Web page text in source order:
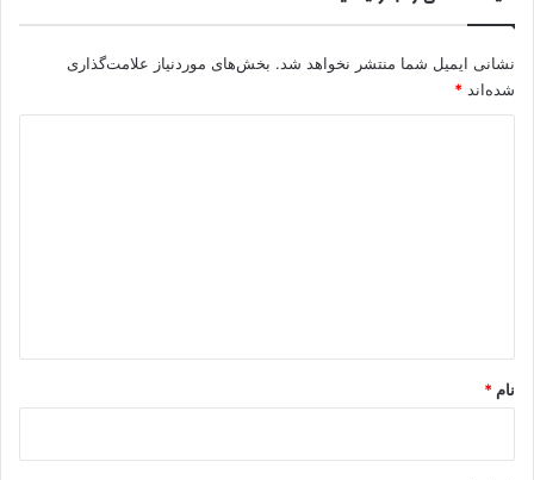
نشانی ایمیل شما منتشر نخواهد شد. بخش‌های موردنیاز علامت‌گذاری
شده‌اند *
نام *